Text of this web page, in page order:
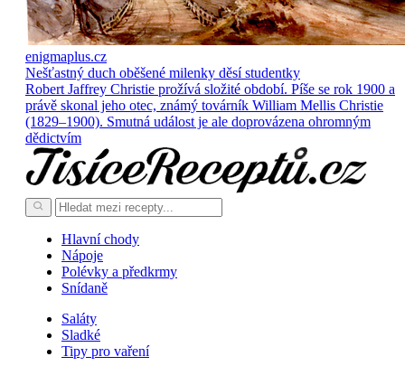
enigmaplus.cz
Nešťastný duch oběšené milenky děsí studentky
Robert Jaffrey Christie prožívá složité období. Píše se rok 1900 a
právě skonal jeho otec, známý továrník William Mellis Christie
(1829–1900). Smutná událost je ale doprovázena ohromným
dědictvím
Hlavní chody
Nápoje
Polévky a předkrmy
Snídaně
Saláty
Sladké
Tipy pro vaření